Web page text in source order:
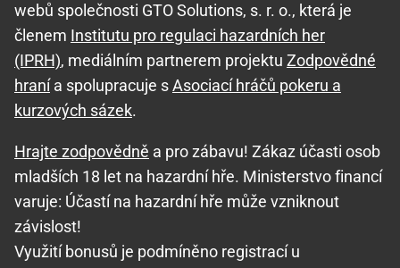
webů společnosti GTO Solutions, s. r. o., která je
členem Institutu pro regulaci hazardních her
(IPRH), mediálním partnerem projektu Zodpovědné
hranía spolupracuje sAsociací hráčů pokeru a
kurzových sázek.
Hrajte zodpovědně a pro zábavu! Zákaz účasti osob
mladších 18 let na hazardní hře. Ministerstvo financí
varuje: Účastí na hazardní hře může vzniknout
závislost!
Využití bonusů je podmíněno registrací u